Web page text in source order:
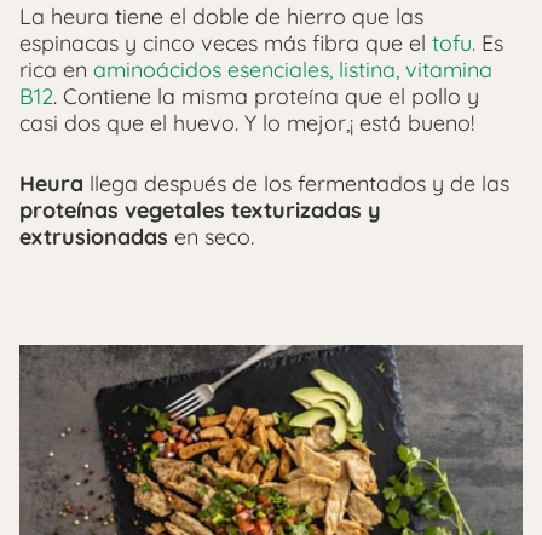
La heura tiene el doble de hierro que las
espinacas y cinco veces más fibra que el tofu. Es
rica en aminoácidos esenciales, listina, vitamina
B12. Contiene la misma proteína que el pollo y
casi dos que el huevo. Y lo mejor,¡ está bueno!
Heura llega después de los fermentados y de las
proteínas vegetales texturizadas y
extrusionadas en seco.